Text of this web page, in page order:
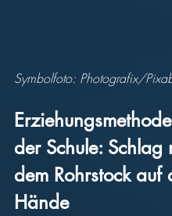
Symbolfoto: Photografix/
der Schule: Schlag
dem Rohrstock auf
Hände